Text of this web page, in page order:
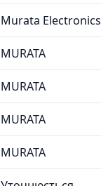
Murata Electronics
MURATA
MURATA
MURATA
MURATA